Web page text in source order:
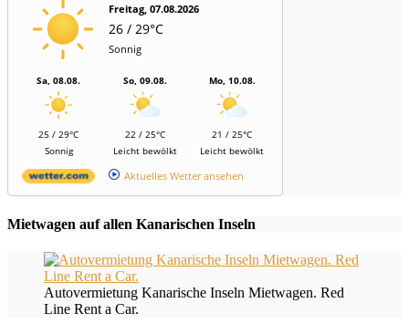
Freitag, 07.08.2026
26 / 29°C
Sonnig
Sa, 08.08.
25 / 29°C
Sonnig
So, 09.08.
22 / 25°C
Leicht bewölkt
Mo, 10.08.
21 / 25°C
Leicht bewölkt
Aktuelles Wetter ansehen
Mietwagen auf allen Kanarischen Inseln
Autovermietung Kanarische Inseln Mietwagen. Red
Line Rent a Car.